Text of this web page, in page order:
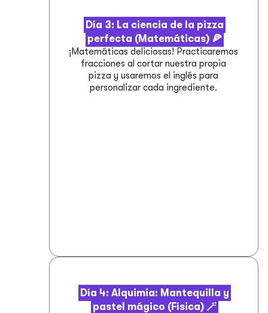
Día 3: La ciencia de la pizza
perfecta (Matemáticas) 🍕
¡Matemáticas deliciosas! Practicaremos
fracciones al cortar nuestra propia
pizza y usaremos el inglés para
personalizar cada ingrediente.
Día 4: Alquimia: Mantequilla y
pastel mágico (Física) 🪄